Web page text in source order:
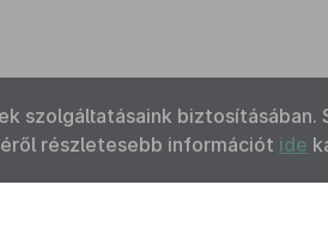
szolgáltatásaink
részletesebb információt ide